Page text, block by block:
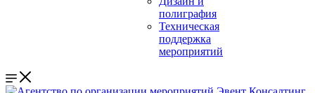
полиграфия
Техническая
поддержка
мероприятий